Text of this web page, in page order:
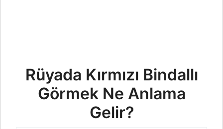
Rüyada Kırmızı Bindallı
Görmek Ne Anlama
Gelir?